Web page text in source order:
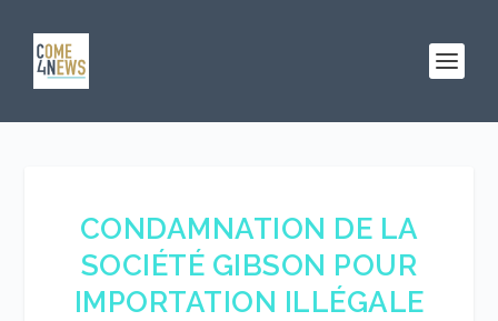
CONDAMNATION DE LA
SOCIÉTÉ GIBSON POUR
IMPORTATION ILLÉGALE